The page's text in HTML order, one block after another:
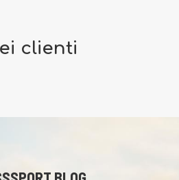
di affrontare in sicurezza i
con fondo roccioso.
clienti